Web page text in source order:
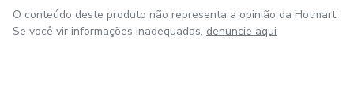
O conteúdo deste produto não representa a opinião da Hotmart.
Se você vir informações inadequadas, denuncie aqui